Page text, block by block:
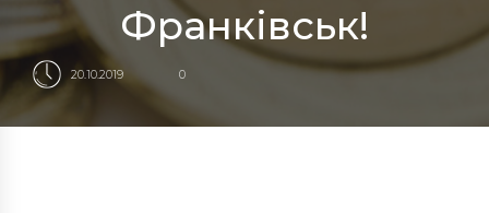
Франківськ!
20.10.2019 0